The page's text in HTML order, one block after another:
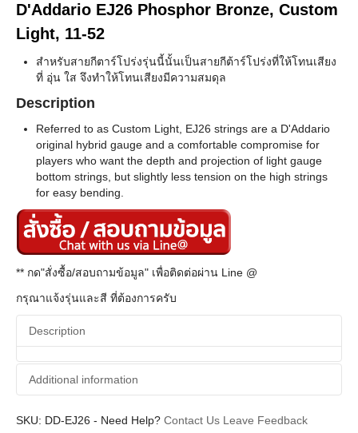
D'Addario EJ26 Phosphor Bronze, Custom
Light, 11-52
สำหรับสายกีตาร์โปร่งรุ่นนี้นั้นเป็นสายกีต้าร์โปร่งที่ให้โทนเสียง
ที่ อุ่น ใส จึงทำให้โทนเสียงมีความสมดุล
Description
Referred to as Custom Light, EJ26 strings are a D'Addario
original hybrid gauge and a comfortable compromise for
players who want the depth and projection of light gauge
bottom strings, but slightly less tension on the high strings
for easy bending.
** กด"สั่งซื้อ/สอบถามข้อมูล" เพื่อติดต่อผ่าน Line @
กรุณาแจ้งรุ่นและสี ที่ต้องการครับ
Description
Additional information
Additional information
SKU: DD-EJ26 - Need Help? Contact Us Leave Feedback